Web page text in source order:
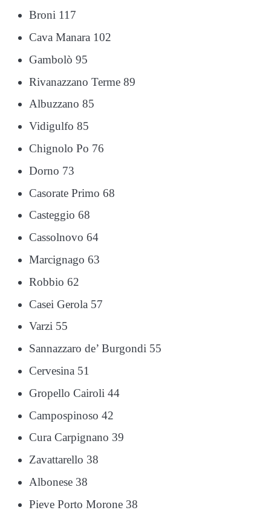
Broni 117
Cava Manara 102
Gambolò 95
Rivanazzano Terme 89
Albuzzano 85
Vidigulfo 85
Chignolo Po 76
Dorno 73
Casorate Primo 68
Casteggio 68
Cassolnovo 64
Marcignago 63
Robbio 62
Casei Gerola 57
Varzi 55
Sannazzaro de’ Burgondi 55
Cervesina 51
Gropello Cairoli 44
Campospinoso 42
Cura Carpignano 39
Zavattarello 38
Albonese 38
Pieve Porto Morone 38